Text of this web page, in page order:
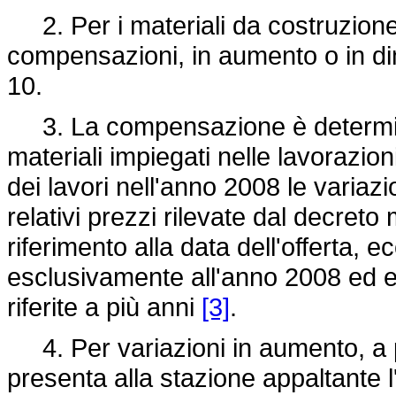
2. Per i materiali da
compensazioni, in aumento o in
10.
3. La compensazione è
materiali impiegati nelle
dei lavori nell'anno 2008 le
relativi prezzi rilevate dal decreto
riferimento alla data dell'offerta,
esclusivamente all'anno 2008 ed
riferite a più anni [3].
4. Per variazioni in aumento, a
presenta alla stazione